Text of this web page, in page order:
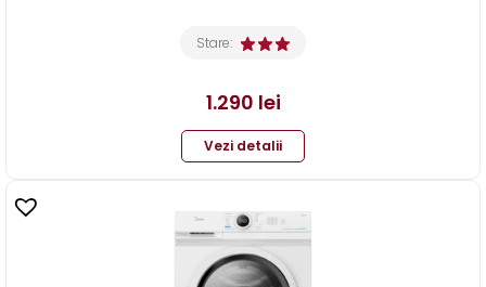
Stare:
1.290 lei
Vezi detalii